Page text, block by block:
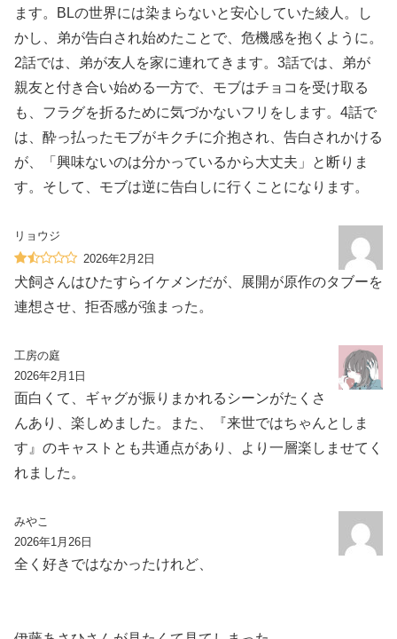
ます。BLの世界には染まらないと安心していた綾人。し
かし、弟が告白され始めたことで、危機感を抱くように。
2話では、弟が友人を家に連れてきます。3話では、弟が
親友と付き合い始める一方で、モブはチョコを受け取る
も、フラグを折るために気づかないフリをします。4話で
は、酔っ払ったモブがキクチに介抱され、告白されかける
が、「興味ないのは分かっているから大丈夫」と断りま
す。そして、モブは逆に告白しに行くことになります。
リョウジ
2026年2月2日
犬飼さんはひたすらイケメンだが、展開が原作のタブーを
連想させ、拒否感が強まった。
工房の庭
2026年2月1日
面白くて、ギャグが振りまかれるシーンがたくさ
んあり、楽しめました。また、『来世ではちゃんとしま
す』のキャストとも共通点があり、より一層楽しませてく
れました。
みやこ
2026年1月26日
全く好きではなかったけれど、